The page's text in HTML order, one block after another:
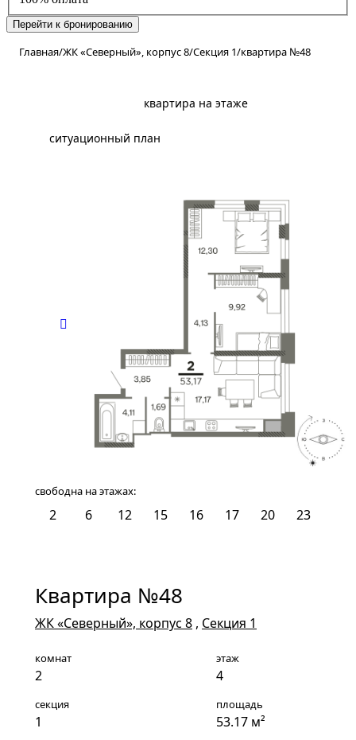
Перейти к бронированию
Главная/ЖК «Северный», корпус 8/Секция 1/квартира №48
квартира на этаже
ситуационный план
свободна на этажах:
2 6 12 15 16 17 20 23
Квартира №48
ЖК «Северный», корпус 8 , Секция 1
комнат
2
этаж
4
секция
1
площадь
53.17 м²